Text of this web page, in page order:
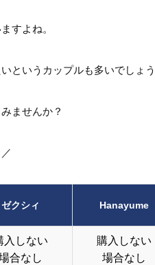
すよね。
というカップルも多いでしょう
ませんか？
ゼクシィ Hanayume
入しない
合なし
購入しない
場合なし